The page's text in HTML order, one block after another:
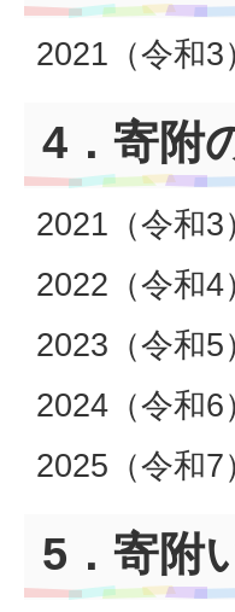
2021（令和
4．寄附
2021（令和3
2022（令和4
2023（令和5
2024（令和6
2025（令和7
5．寄附